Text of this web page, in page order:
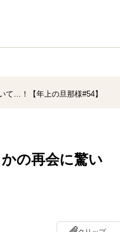
て…！【年上の旦那様#54】
の再会に驚い